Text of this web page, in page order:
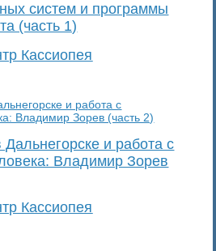
систем и программы
(часть 1)
Кассиопея
и работа с
Владимир Зорев
Кассиопея